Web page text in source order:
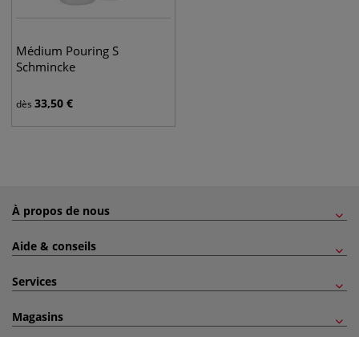
Médium Pouring S
Schmincke
dès 33,50 €
À propos de nous
Aide & conseils
Services
Magasins